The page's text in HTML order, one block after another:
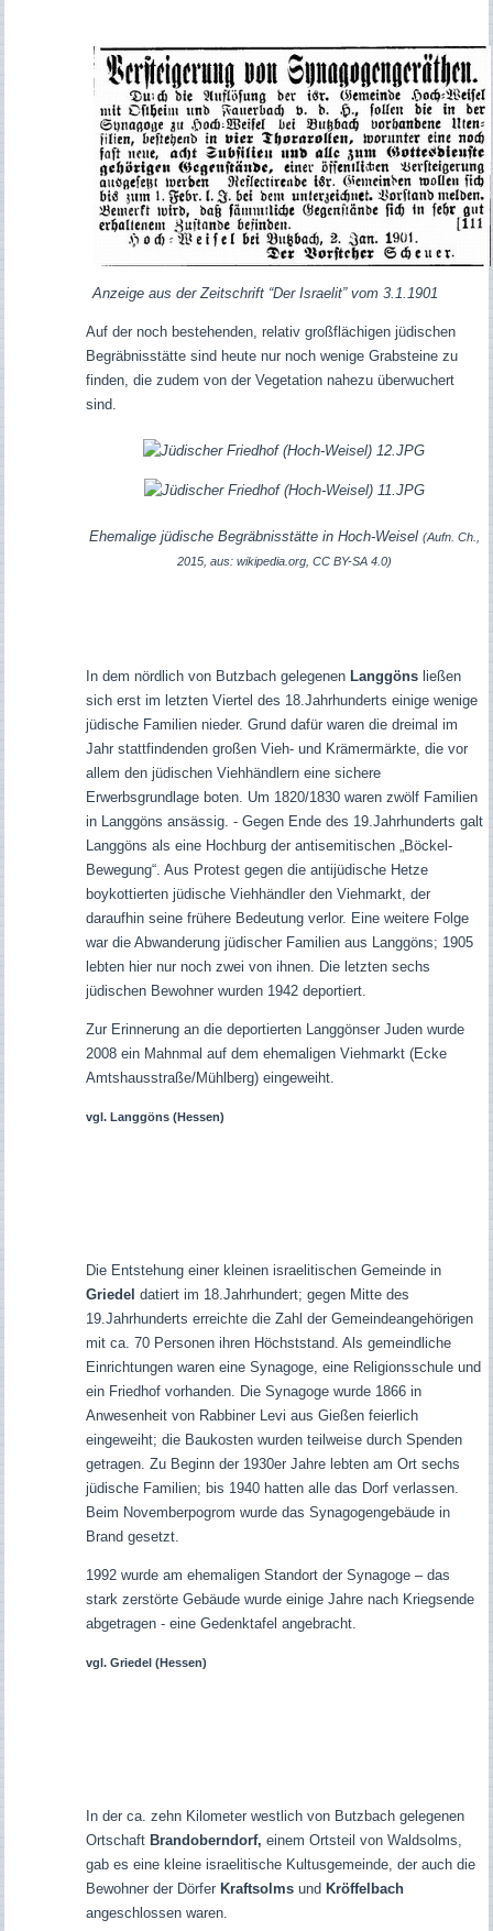
Anzeige aus der Zeitschrift “Der Israelit” vom 3.1.1901
Auf der noch bestehenden, relativ großflächigen jüdischen
Begräbnisstätte sind heute nur noch wenige Grabsteine zu
finden, die zudem von der Vegetation nahezu überwuchert
sind.
Ehemalige jüdische Begräbnisstätte in Hoch-Weisel (Aufn. Ch.,
2015, aus: wikipedia.org, CC BY-SA 4.0)
In dem nördlich von Butzbach gelegenen Langgönsließen
sich erst im letzten Viertel des 18.Jahrhunderts einige wenige
jüdische Familien nieder. Grund dafür waren die dreimal im
Jahr stattfindenden großen Vieh- und Krämermärkte, die vor
allem den jüdischen Viehhändlern eine sichere
Erwerbsgrundlage boten. Um 1820/1830 waren zwölf Familien
in Langgöns ansässig. - Gegen Ende des 19.Jahrhunderts galt
Langgöns als eine Hochburg der antisemitischen „Böckel-
Bewegung“. Aus Protest gegen die antijüdische Hetze
boykottierten jüdische Viehhändler den Viehmarkt, der
daraufhin seine frühere Bedeutung verlor. Eine weitere Folge
war die Abwanderung jüdischer Familien aus Langgöns; 1905
lebten hier nur noch zwei von ihnen. Die letzten sechs
jüdischen Bewohner wurden 1942 deportiert.
Zur Erinnerung an die deportierten Langgönser Juden wurde
2008 ein Mahnmal auf dem ehemaligen Viehmarkt (Ecke
Amtshausstraße/Mühlberg) eingeweiht.
vgl. Langgöns (Hessen)
Die Entstehung einer kleinen israelitischen Gemeinde in
Griedel datiert im 18.Jahrhundert; gegen Mitte des
19.Jahrhunderts erreichte die Zahl der Gemeindeangehörigen
mit ca. 70 Personen ihren Höchststand. Als gemeindliche
Einrichtungen waren eine Synagoge, eine Religionsschule und
ein Friedhof vorhanden. Die Synagoge wurde 1866 in
Anwesenheit von Rabbiner Levi aus Gießen feierlich
eingeweiht; die Baukosten wurden teilweise durch Spenden
getragen. Zu Beginn der 1930er Jahre lebten am Ort sechs
jüdische Familien; bis 1940 hatten alle das Dorf verlassen.
Beim Novemberpogrom wurde das Synagogengebäude in
Brand gesetzt.
1992 wurde am ehemaligen Standort der Synagoge – das
stark zerstörte Gebäude wurde einige Jahre nach Kriegsende
abgetragen - eine Gedenktafel angebracht.
vgl. Griedel (Hessen)
In der ca. zehn Kilometer westlich von Butzbach gelegenen
Ortschaft Brandoberndorf, einem Ortsteil von Waldsolms,
gab es eine kleine israelitische Kultusgemeinde, der auch die
Bewohner der Dörfer Kraftsolmsund Kröffelbach
angeschlossen waren.